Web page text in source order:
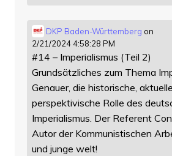
DKP Baden-Württemberg on
2/21/2024 4:58:28 PM
#14 – Imperialismus (Teil 2)
Grundsätzliches zum Thema
Genauer, die historische,
perspektivische Rolle des
Imperialismus. Der Referent
Autor der Kommunistischen
und junge welt!